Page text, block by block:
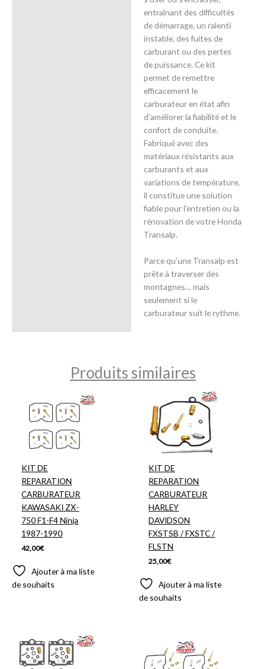
entraînant des difficultés
de démarrage, un ralenti
instable, des fuites de
carburant ou des pertes
de puissance. Ce kit
permet de remettre
efficacement le
carburateur en état afin
d’améliorer la fiabilité et le
confort de conduite.
Fabriqué avec des
matériaux résistants aux
carburants et aux
variations de température,
il constitue une solution
fiable pour l’entretien ou la
rénovation de votre Honda
Transalp.
Parce qu’une Transalp est
prête à traverser des
montagnes… mais
seulement si le
carburateur suit le rythme.
Produits similaires
KIT DE
REPARATION
CARBURATEUR
KAWASAKI ZX-
750 F1-F4 Ninja
1987-1990
42,00€
Ajouter à ma liste
de souhaits
KIT DE
REPARATION
CARBURATEUR
HARLEY
DAVIDSON
FXSTSB / FXSTC /
FLSTN
25,00€
Ajouter à ma liste
de souhaits